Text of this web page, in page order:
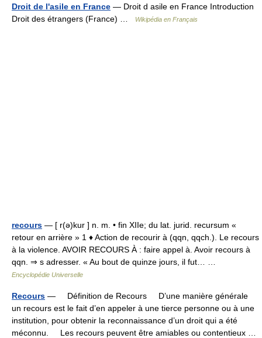
Droit de l'asile en France — Droit d asile en France Introduction
Droit des étrangers (France) …
Wikipédia en Français
recours — [ r(ə)kur ] n. m. • fin XIIe; du lat. jurid. recursum «
retour en arrière » 1 ♦ Action de recourir à (qqn, qqch.). Le recours
à la violence. AVOIR RECOURS À : faire appel à. Avoir recours à
qqn. ⇒ s adresser. « Au bout de quinze jours, il fut… …
Encyclopédie Universelle
Recours — Définition de Recours D’une manière générale
un recours est le fait d’en appeler à une tierce personne ou à une
institution, pour obtenir la reconnaissance d’un droit qui a été
méconnu. Les recours peuvent être amiables ou contentieux …